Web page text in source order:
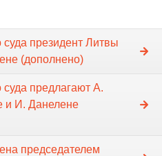
суда президент Литвы
(дополнено)
суда предлагают А.
и И. Данелене
председателем